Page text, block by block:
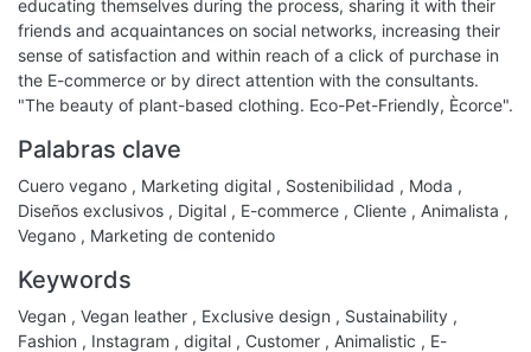
educating themselves during the process, sharing it with their
friends and acquaintances on social networks, increasing their
sense of satisfaction and within reach of a click of purchase in
the E-commerce or by direct attention with the consultants.
"The beauty of plant-based clothing. Eco-Pet-Friendly, Ècorce".
Palabras clave
Cuero vegano , Marketing digital , Sostenibilidad , Moda ,
Diseños exclusivos , Digital , E-commerce , Cliente , Animalista ,
Vegano , Marketing de contenido
Keywords
Vegan , Vegan leather , Exclusive design , Sustainability ,
Fashion , Instagram , digital , Customer , Animalistic , E-